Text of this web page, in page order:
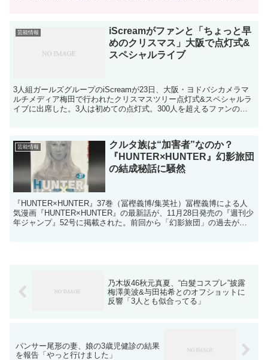
芸能情報
iScreamがファンと「ちょっと早
めのクリスマス」大阪で点灯式&
スペシャルライブ
3⼈組ガールズグループのiScreamが23日、大阪・ヨドバシカメラマ
ルチメディア梅田で行われたクリスマスツリー点灯式&スペシャルラ
イブに出席した。3人は初めての点灯式。300人を超えるファンの手
芸能情報
クルタ族は“加害者”なのか？
『HUNTER×HUNTER』幻影旅団
の結成秘話に騒然
『HUNTER×HUNTER』37巻（冨樫義博/集英社）冨樫義博による人
気漫画『HUNTER×HUNTER』の最新話が、11月28日発売の『週刊少
年ジャンプ』52号に掲載された。前回から「幻影旅団」の過去が紐
乃木坂46秋元真夏、“白髮コスプレ”披露
梅澤美波&与田祐希とのオフショットに
反響「3人とも似合ってる」
パンサー尾形の妻、娘の3歳児健診の結果
を報告「やっと行けました」